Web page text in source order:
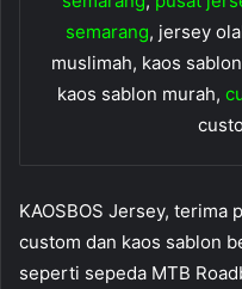
semarang, jersey
muslimah, kaos
kaos sablon murah,
KAOSBOS Jersey, terima
custom dan kaos sablon
seperti sepeda MTB